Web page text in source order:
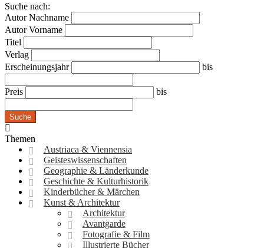
Suche nach:
Autor Nachname
Autor Vorname
Titel
Verlag
Erscheinungsjahr
bis
Preis bis
Suche
Themen
Austriaca & Viennensia
Geisteswissenschaften
Geographie & Länderkunde
Geschichte & Kulturhistorik
Kinderbücher & Märchen
Kunst & Architektur
Architektur
Avantgarde
Fotografie & Film
Illustrierte Bücher